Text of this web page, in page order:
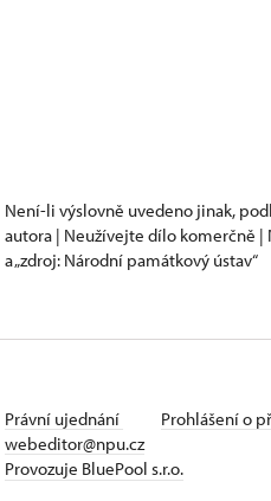
Není-li výslovně uvedeno jinak,
autora | Neužívejte dílo komerčně |
a „zdroj: Národní památkový ústav“
Právní ujednání Prohlášení o
webeditor@npu.cz
Provozuje BluePool s.r.o.